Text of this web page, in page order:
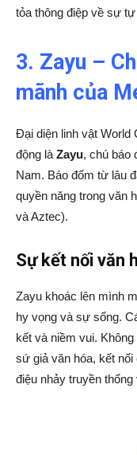
tỏa thông điệp về sự
3. Zayu –
mãnh của
Đại diện linh vật World
động là Zayu, chú báo
Nam. Báo đốm từ lâu
quyền năng trong văn
và Aztec).
Sự kết nối văn
Zayu khoác lên mình
hy vọng và sự sống.
kết và niềm vui.
sứ giả văn hóa, kết
điệu nhảy truyền